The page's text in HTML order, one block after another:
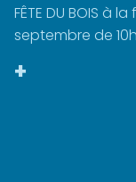
FÊTE DU BOIS à
septembre de
+